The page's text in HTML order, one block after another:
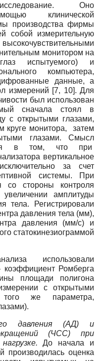
Оно
клинической
производства фирмы
собой измерительную
монитором на
испытуемого) и
компьютера,
данные, а
измерений [7, 10]. Для
был использован
сначала стоял в
с открытыми глазами,
круге монитора, затем
глазами. Смысл
в том, что при
вертикальное
за счет
системы. При
со стороны контроля
амплитуды
тела. Регистрировали
давления тела (мм),
давления (мм/с) и
статокинезиограммой
использовали
коэффициент Ромберга
площади полигона
с открытыми
же параметра,
давления (АД) и
(ЧСС) при
До начала и
производилась оценка